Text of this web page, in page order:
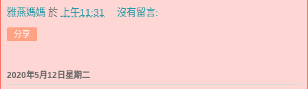
雅燕媽媽 於 上午11:31 沒有留言:
分享
2020年5月12日星期二